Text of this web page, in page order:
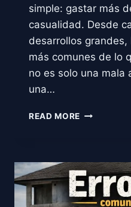
simple: gastar más
casualidad. Desde
desarrollos
más comunes de lo
no es solo una mala
una…
READ MORE ¿CÓMO
OBRA
SE
SALGA
DE